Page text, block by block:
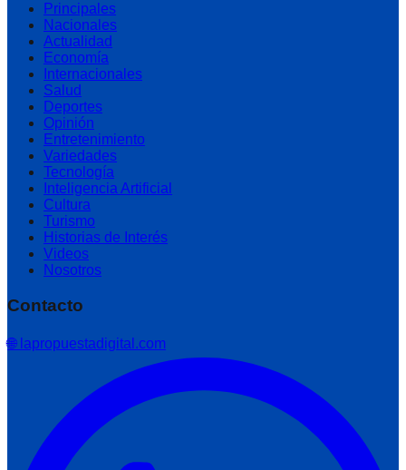
Principales
Nacionales
Actualidad
Economía
Internacionales
Salud
Deportes
Opinión
Entretenimiento
Variedades
Tecnología
Inteligencia Artificial
Cultura
Turismo
Historias de Interés
Videos
Nosotros
Contacto
🌐 lapropuestadigital.com